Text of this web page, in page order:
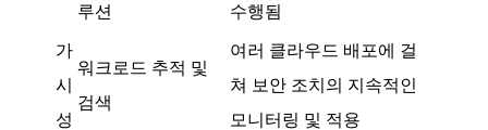
루션
수행됨
가
시
성
워크로드 추적 및
검색
여러 클라우드 배포에 걸
쳐 보안 조치의 지속적인
모니터링 및 적용